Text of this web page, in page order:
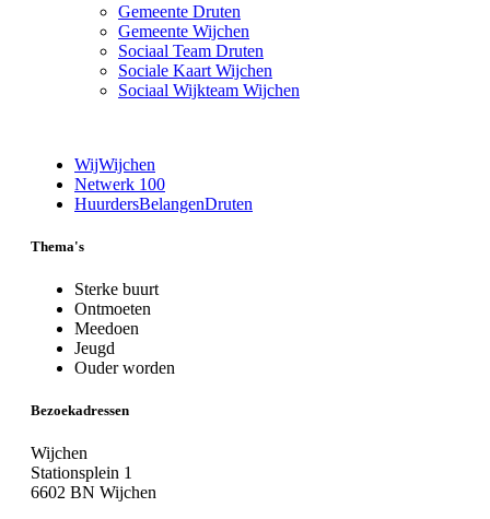
Gemeente Druten
Gemeente Wijchen
Sociaal Team Druten
Sociale Kaart Wijchen
Sociaal Wijkteam Wijchen
WijWijchen
Netwerk 100
HuurdersBelangenDruten
Thema's
Sterke buurt
Ontmoeten
Meedoen
Jeugd
Ouder worden
Bezoekadressen
Wijchen
Stationsplein 1
6602 BN Wijchen